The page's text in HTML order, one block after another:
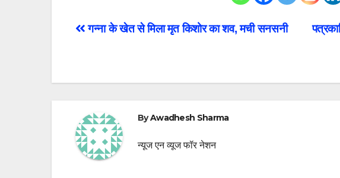
Post
गन्ना के खेत से मिला मृत किशोर का शव, मची सनसनी
ByAwadhesh Sharma
न्यूज एन व्यूज फॉर नेशन